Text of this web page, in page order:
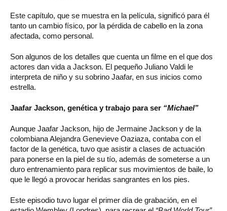
Este capítulo, que se muestra en la película, significó para él
tanto un cambio físico, por la pérdida de cabello en la zona
afectada, como personal.
Son algunos de los detalles que cuenta un filme en el que dos
actores dan vida a Jackson. El pequeño Juliano Valdi le
interpreta de niño y su sobrino Jaafar, en sus inicios como
estrella.
Jaafar Jackson, genética y trabajo para ser “Michael”
Aunque Jaafar Jackson, hijo de Jermaine Jackson y de la
colombiana Alejandra Genevieve Oaziaza, contaba con el
factor de la genética, tuvo que asistir a clases de actuación
para ponerse en la piel de su tío, además de someterse a un
duro entrenamiento para replicar sus movimientos de baile, lo
que le llegó a provocar heridas sangrantes en los pies.
Este episodio tuvo lugar el primer día de grabación, en el